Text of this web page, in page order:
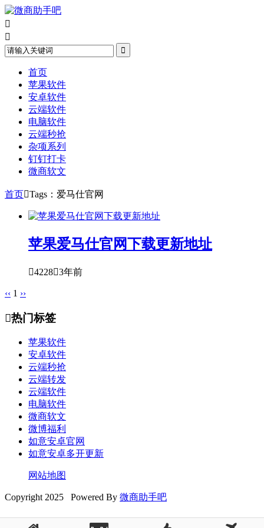



首页
苹果软件
安卓软件
云端软件
电脑软件
云端秒抢
杂项系列
钉钉打卡
微商软文
首页Tags：爱马仕官网
苹果爱马仕官网下载更新地址
42283年前
‹‹ 1 ››
热门标签
苹果软件
安卓软件
云端秒抢
云端转发
云端软件
电脑软件
微商软文
微博福利
如意安卓官网
如意安卓多开更新
网站地图
Copyright 2025 Powered By 微商助手吧